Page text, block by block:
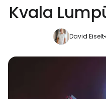
Kvala
David Eiselt